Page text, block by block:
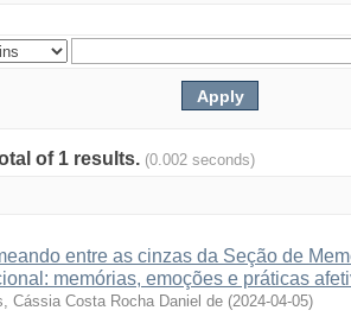
of 1 results. (0.002 seconds)
entre as cinzas da Seção de
memórias, emoções e práticas
Cássia Costa Rocha Daniel de (2024-04-05)